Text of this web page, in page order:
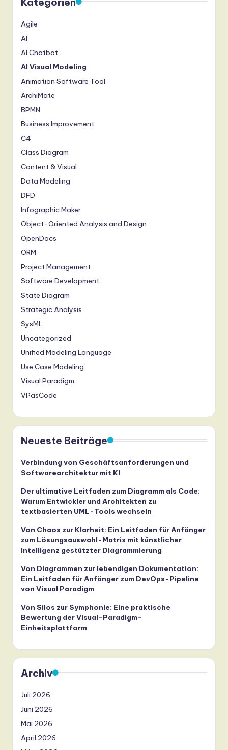
Agile
AI
AI Chatbot
AI Visual Modeling
Animation Software Tool
ArchiMate
BPMN
Business Improvement
C4
Class Diagram
Content & Visual
Data Modeling
DFD
Infographic Maker
Object-Oriented Analysis and Design
OpenDocs
ORM
Project Management
Software Development
State Diagram
Strategic Analysis
SysML
Uncategorized
Unified Modeling Language
Use Case Modeling
Visual Paradigm
VPasCode
Neueste Beiträge
Verbindung von Geschäftsanforderungen und
Softwarearchitektur mit KI
Der ultimative Leitfaden zum Diagramm als Code:
Warum Entwickler und Architekten zu
textbasierten UML-Tools wechseln
Von Chaos zur Klarheit: Ein Leitfaden für Anfänger
zum Lösungsauswahl-Matrix mit künstlicher
Intelligenz gestützter Diagrammierung
Von Diagrammen zur lebendigen Dokumentation:
Ein Leitfaden für Anfänger zum DevOps-Pipeline
von Visual Paradigm
Von Silos zur Symphonie: Eine praktische
Bewertung der Visual-Paradigm-
Einheitsplattform
Archiv
Juli 2026
Juni 2026
Mai 2026
April 2026